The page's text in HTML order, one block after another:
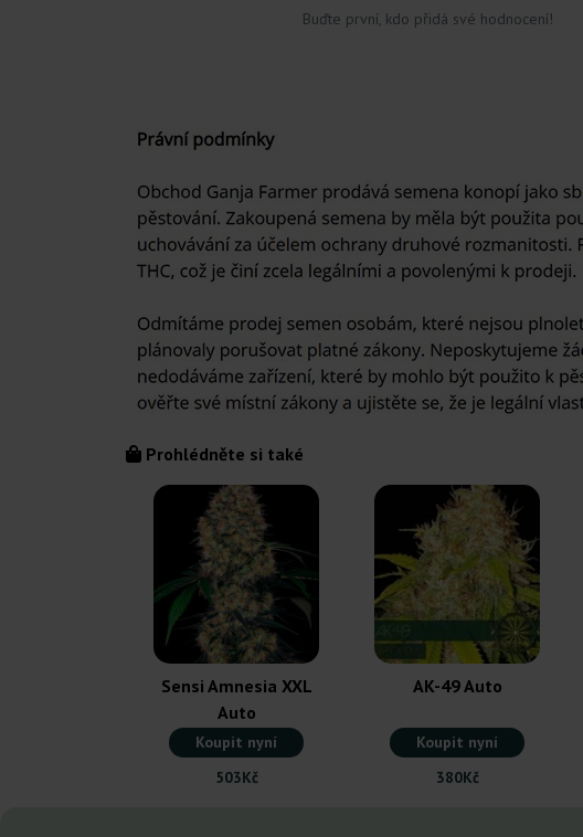
Buďte první, kdo přidá své hodnocení!
Prohlédněte si také
Sensi Amnesia XXL
Auto
Koupit nyní
503Kč
AK-49 Auto
Koupit nyní
380Kč